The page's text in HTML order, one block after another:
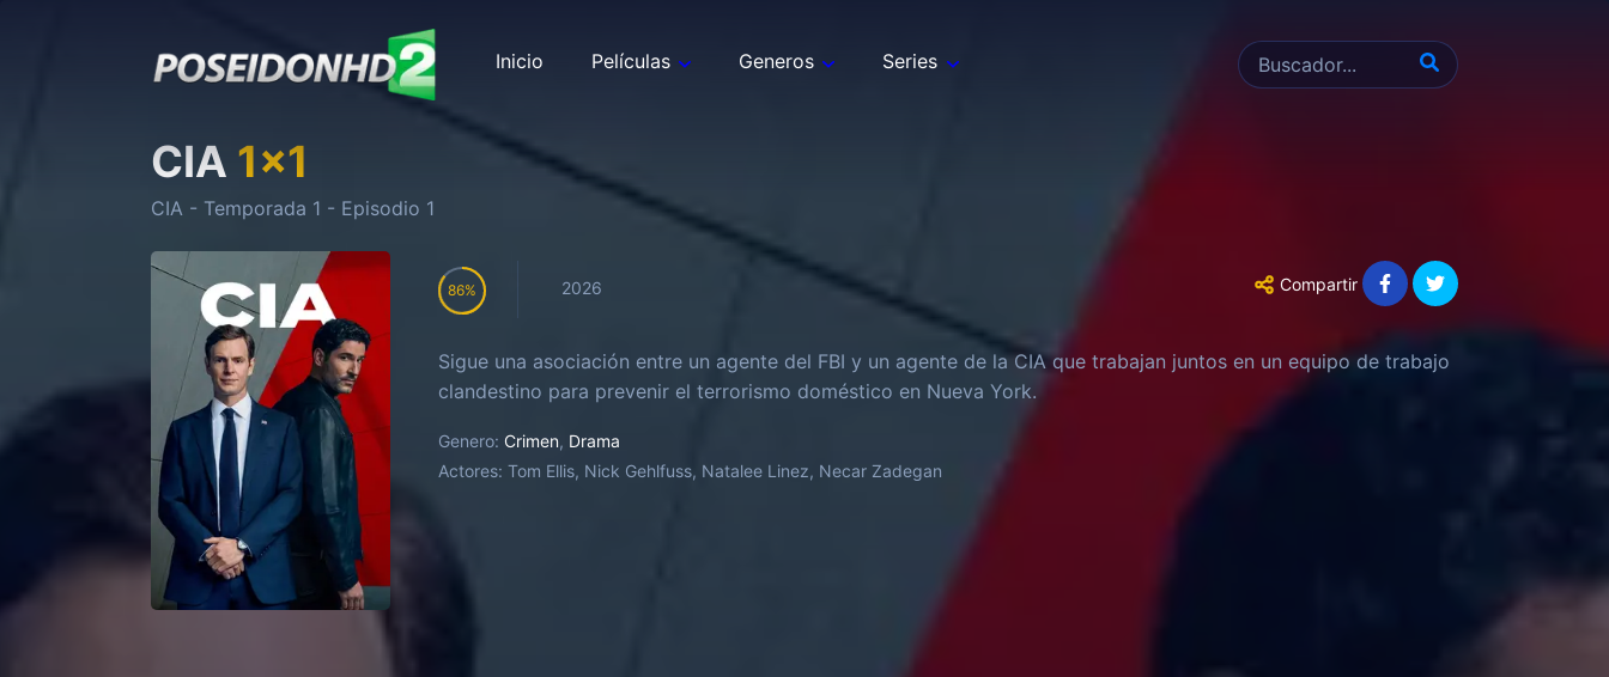
Inicio Películas Generos Series
CIA 1x1
CIA - Temporada 1 - Episodio 1
86 2026 Compartir
Sigue una asociación entre un agente del FBI y un agente de la CIA que trabajan juntos en un equipo de trabajo
clandestino para prevenir el terrorismo doméstico en Nueva York.
Genero: Crimen, Drama
Actores: Tom Ellis, Nick Gehlfuss, Natalee Linez, Necar Zadegan